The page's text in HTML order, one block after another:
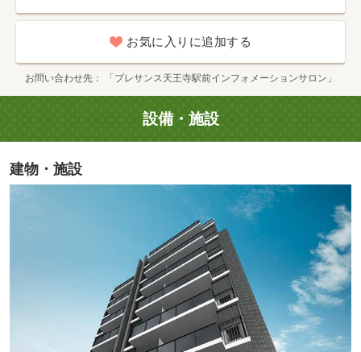
天王寺ミオ 本館(徒歩14分・約1110m)
お気に入りに追加する
お問い合わせ先 「プレサンス天王寺駅前インフォメーションサロン」
設備・施設
建物・施設